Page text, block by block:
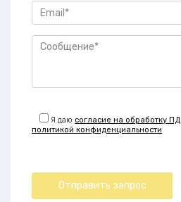
Я даюсогласие на обработку ПД
политикой конфиденциальности